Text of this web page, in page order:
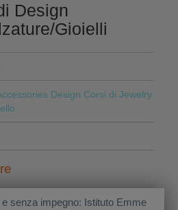
Design
Gioielli
Design Corsi di Jewelry
senza impegno: Istituto Emme